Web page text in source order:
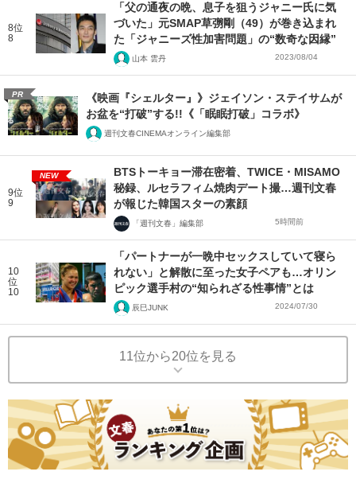
8位
8
「父の通夜の晩、息子を狙うジャニー氏に気
づいた」元SMAP草彅剛（49）が巻き込まれ
た「ジャニーズ性加害問題」の“数奇な因縁”
山本 雲丹 2023/08/04
PR
《映画『シェルター』》ジェイソン・ステイサムが
お盆を“打破”する!!《「眠眠打破」コラボ》
週刊文春CINEMAオンライン編集部
9位
9
NEW
BTSトーキョー滞在密着、TWICE・MISAMO
秘録、ルセラフィム焼肉デート撮…週刊文春
が報じた韓国スターの素顔
「週刊文春」編集部 5時間前
10
位
10
「パートナーが一晩中セックスしていて寝ら
れない」と解散に至った女子ペアも…オリン
ピック選手村の“知られざる性事情”とは
辰巳JUNK 2024/07/30
11位から20位を見る